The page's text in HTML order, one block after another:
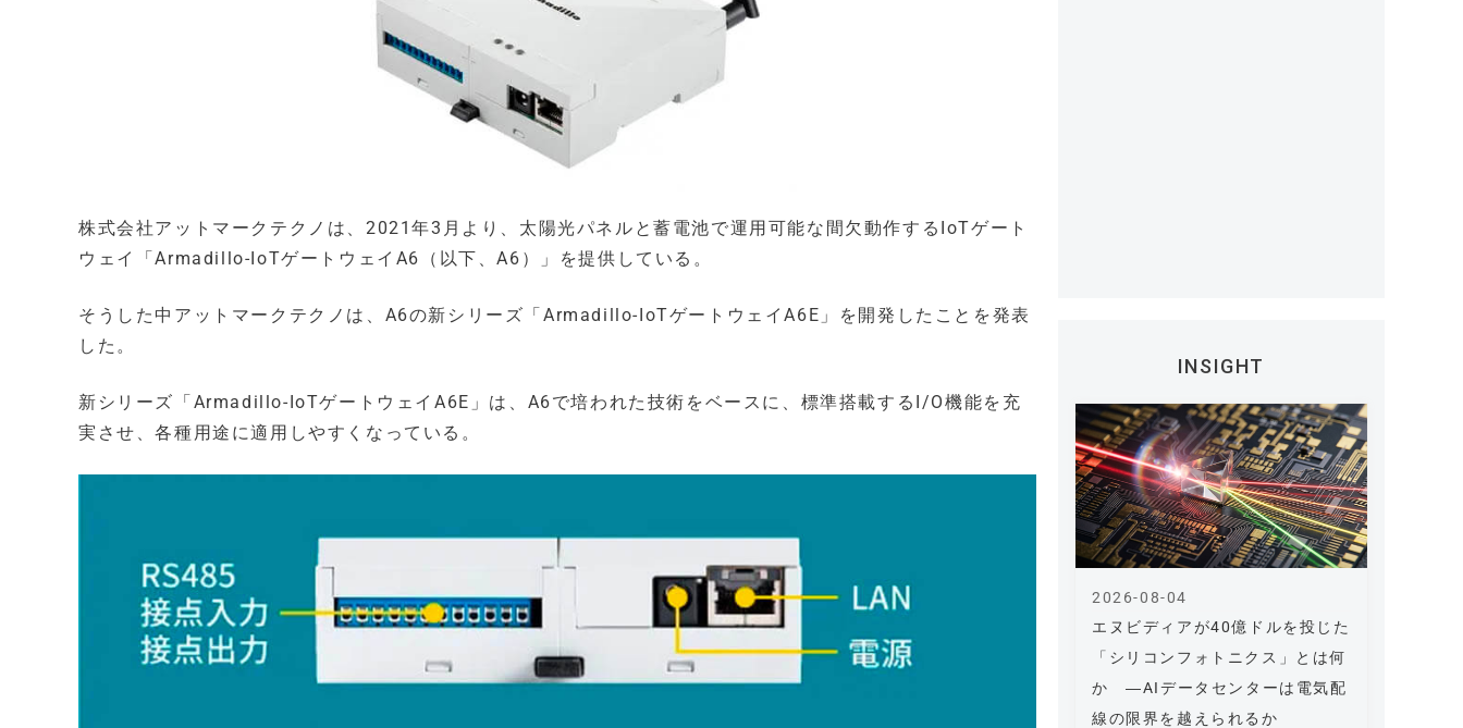
株式会社アットマークテクノは、2021年3月より、太陽光パネルと蓄電池で運用可能な間欠動作するIoTゲート
ウェイ「Armadillo-IoTゲートウェイA6（以下、A6）」を提供している。
そうした中アットマークテクノは、A6の新シリーズ「Armadillo-IoTゲートウェイA6E」を開発したことを発表
した。
新シリーズ「Armadillo-IoTゲートウェイA6E」は、A6で培われた技術をベースに、標準搭載するI/O機能を充
実させ、各種用途に適用しやすくなっている。
INSIGHT
エヌビディアが40億ドルを投じた
「シリコンフォトニクス」とは何
か ―AIデータセンターは電気配
線の限界を越えられるか
2026-08-04